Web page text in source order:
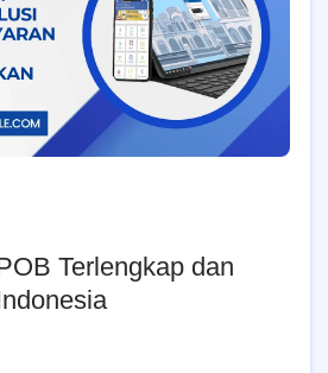
Terlengkap dan